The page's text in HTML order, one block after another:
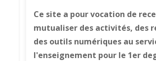
Ce site a pour vocation de
mutualiser des activités, des
des outils numériques au
l'enseignement pour le 1er